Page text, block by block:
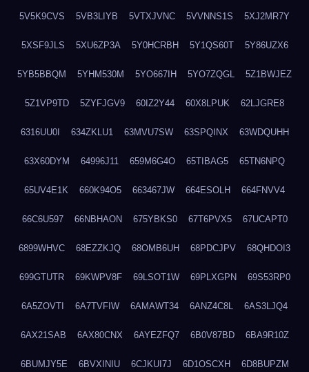
5V5K9CVS 5VB3LIYB 5VTXJVNC 5VVNNS1S 5XJ2MR7Y
5XSF9JLS 5XU6ZP3A 5Y0HCRBH 5Y1QS60T 5Y86UZX6
5YB5BBQM 5YHM530M 5YO667IH 5YO7ZQGL 5Z1BWJEZ
5Z1VP9TD 5ZYFJGV9 60IZ2Y44 60X8LPUK 62LJGRE8
6316UU0I 634ZKLU1 63MVU7SW 63SPQINX 63WDQUHH
63X60DYM 64996J11 659M6G4O 65TIBAG5 65TN6NPQ
65UV4E1K 660K94O5 663467JW 664ESOLH 664FNVV4
66C6U597 66NBHAON 675YBKS0 67T6PVX5 67UCAPT0
6899WHVC 68EZZKJQ 68OMB6UH 68PDCJPV 68QHDOI3
699GTUTR 69KWPV8F 69LSOT1W 69PLXGPN 69S53RP0
6A5ZOVTI 6A7TVFIW 6AMAWT34 6ANZ4C8L 6AS3LJQ4
6AX21SAB 6AX80CNX 6AYEZFQ7 6B0V87BD 6BA9R10Z
6BUMJY5E 6BVXINIU 6CJKUI7J 6D1OSCXH 6D8BUPZM